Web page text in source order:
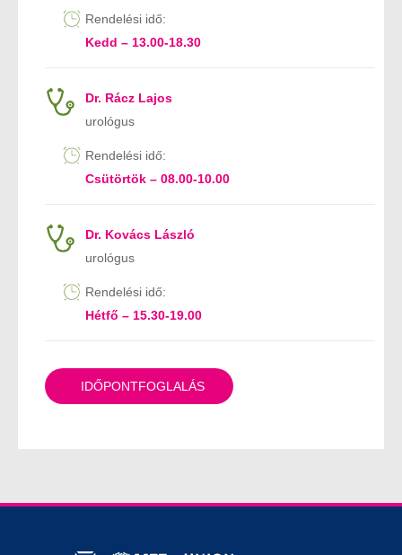
Rendelési idő:
Kedd – 13.00-18.30
Dr. Rácz Lajos
urológus
Rendelési idő:
Csütörtök – 08.00-10.00
Dr. Kovács László
urológus
Rendelési idő:
Hétfő – 15.30-19.00
IDŐPONTFOGLALÁS